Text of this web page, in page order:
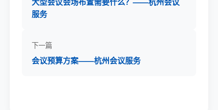
服务
下一篇
会议预算方案——杭州会议服务